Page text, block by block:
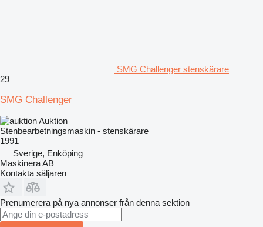
SMG Challenger stenskärare
29
SMG Challenger
Auktion
Stenbearbetningsmaskin - stenskärare
1991
Sverige, Enköping
Maskinera AB
Kontakta säljaren
Prenumerera på nya annonser från denna sektion